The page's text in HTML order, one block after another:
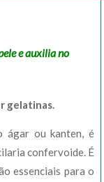
e auxilia no
gelatinas.
ágar ou kanten, é
confervoide. É
essenciais para o